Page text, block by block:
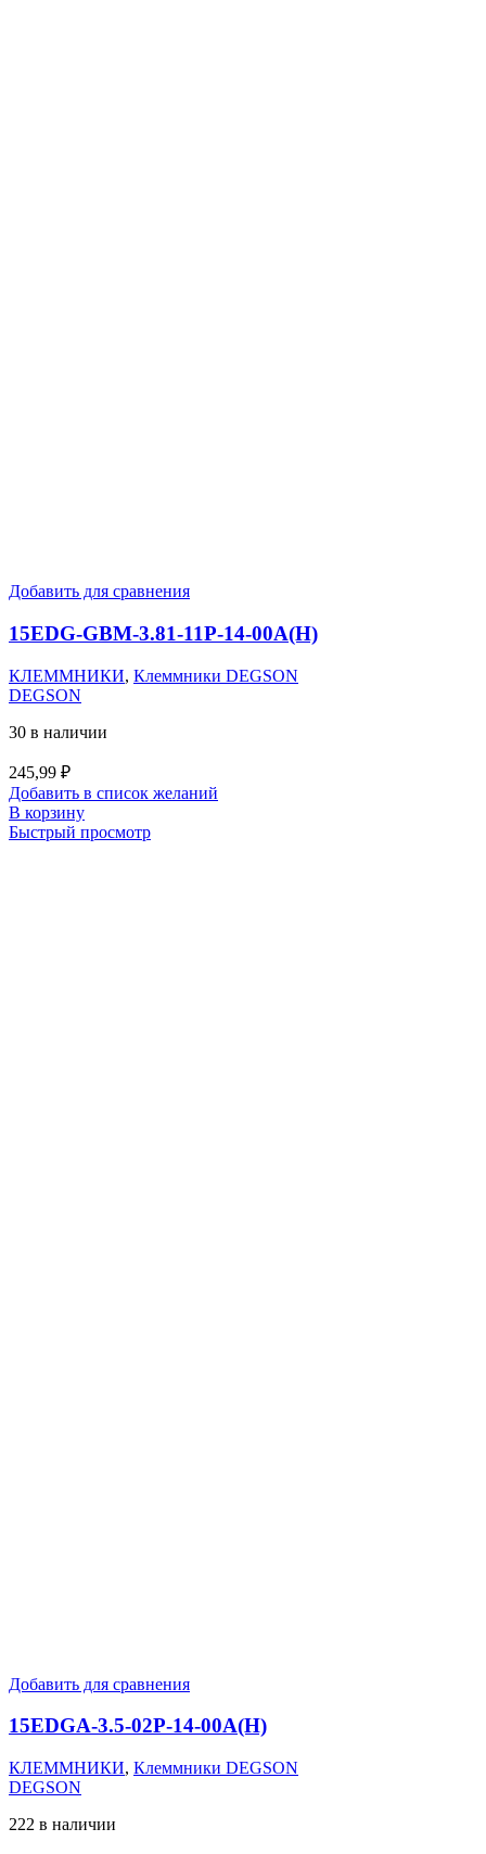
Добавить для сравнения
15EDG-GBM-3.81-11P-14-00A(H)
КЛЕММНИКИ, Клеммники DEGSON
DEGSON
30 в наличии
245,99 ₽
Добавить в список желаний
В корзину
Быстрый просмотр
Добавить для сравнения
15EDGA-3.5-02P-14-00A(H)
КЛЕММНИКИ, Клеммники DEGSON
DEGSON
222 в наличии